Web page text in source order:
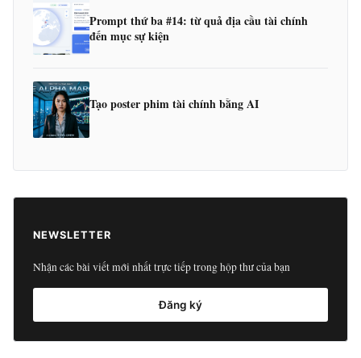
Prompt thứ ba #14: từ quả địa cầu tài chính
đến mục sự kiện
Tạo poster phim tài chính bằng AI
NEWSLETTER
Nhận các bài viết mới nhất trực tiếp trong hộp thư của bạn
Đăng ký